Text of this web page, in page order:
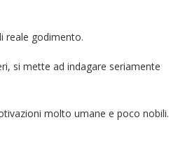
reale godimento.
si mette ad indagare seriamente
molto umane e poco nobili.
“La Grazia” di Sorrentino
respiro del mare”, personale
tanker in acciaio inox
barca entra nel Fiordo di
tra le pagine”, prestito
“La Grazia” di Sorrentino